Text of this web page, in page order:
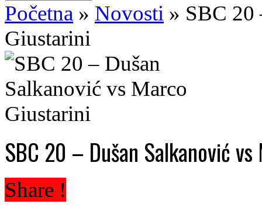
Početna » Novosti » SBC 20
Giustarini
SBC 20 – Dušan Salkanović
Share !